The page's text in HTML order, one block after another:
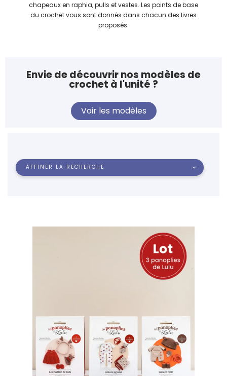
chapeaux en raphia, pulls et vestes. Les points de base
du crochet vous sont donnés dans chacun des livres
proposés.
Envie de découvrir nos modèles de
crochet à l'unité ?
Voir les modèles
AFFINER LA RECHERCHE